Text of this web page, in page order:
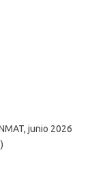
junio 2026